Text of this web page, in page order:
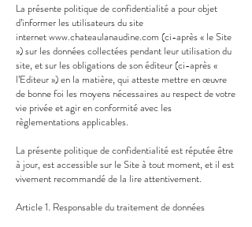
La présente politique de confidentialité a pour objet
d’informer les utilisateurs du site
internetwww.chateaulanaudine.com (ci-après « le Site
») sur les données collectées pendant leur utilisation du
site, et sur les obligations de son éditeur (ci-après «
l’Editeur ») en la matière, qui atteste mettre en œuvre
de bonne foi les moyens nécessaires au respect de votre
vie privée et agir en conformité avec les
règlementations applicables.
La présente politique de confidentialité est réputée être
à jour, est accessible sur le Site à tout moment, et il est
vivement recommandé de la lire attentivement.
Article 1. Responsable du traitement de données